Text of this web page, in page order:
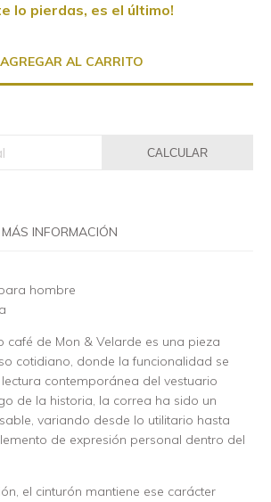
lo pierdas, es el último!
CALCULAR
MÁS INFORMACIÓN
hombre
café de Mon & Velarde es una pieza
cotidiano, donde la funcionalidad se
contemporánea del vestuario
de la historia, la correa ha sido un
variando desde lo utilitario hasta
de expresión personal dentro del
el cinturón mantiene ese carácter